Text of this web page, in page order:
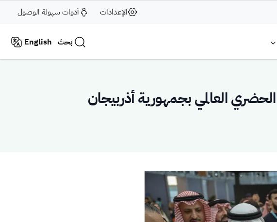
الإعدادات أدوات سهولة الوصول
بحث English
الحضري العالمي بجمهورية أذربيجان